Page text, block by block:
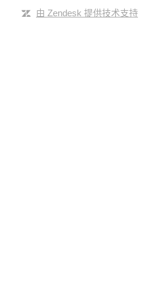
由 Zendesk 提供技术支持